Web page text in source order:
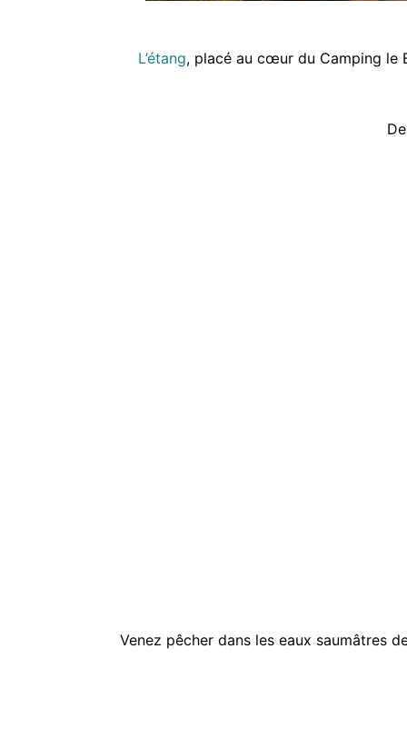
L’étang, placé au cœur du Camping le
Venez pêcher dans les eaux saumâtres